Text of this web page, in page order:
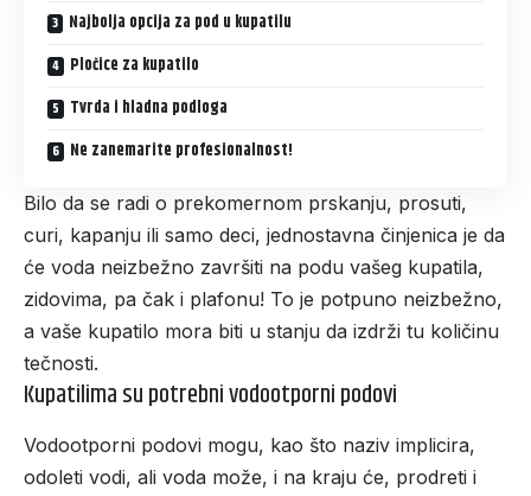
Najbolja opcija za pod u kupatilu
Pločice za kupatilo
Tvrda i hladna podloga
Ne zanemarite profesionalnost!
Bilo da se radi o prekomernom prskanju, prosuti,
curi, kapanju ili samo deci, jednostavna činjenica je da
će voda neizbežno završiti na podu vašeg kupatila,
zidovima, pa čak i plafonu! To je potpuno neizbežno,
a vaše kupatilo mora biti u stanju da izdrži tu količinu
tečnosti.
Kupatilima su potrebni vodootporni podovi
Vodootporni podovi mogu, kao što naziv implicira,
odoleti vodi, ali voda može, i na kraju će, prodreti i